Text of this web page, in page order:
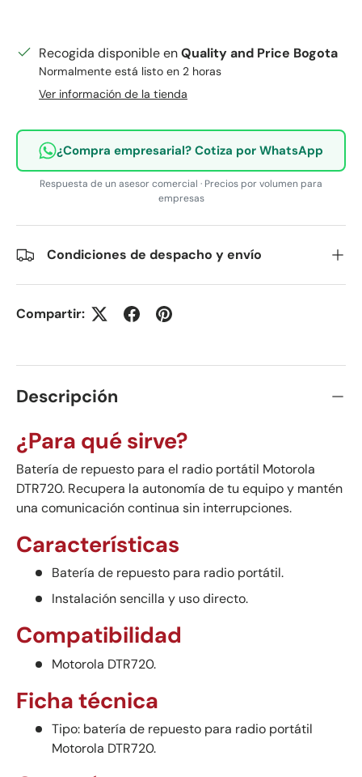
Recogida disponible enQuality and Price Bogota
Normalmente está listo en 2 horas
Ver información de la tienda
¿Compra empresarial? Cotiza por WhatsApp
Respuesta de un asesor comercial · Precios por volumen para
empresas
Condiciones de despacho y envío
Compartir:
Descripción
¿Para qué sirve?
Batería de repuesto para el radio portátil Motorola
DTR720. Recupera la autonomía de tu equipo y mantén
una comunicación continua sin interrupciones.
Características
Batería de repuesto para radio portátil.
Instalación sencilla y uso directo.
Compatibilidad
Motorola DTR720.
Ficha técnica
Tipo: batería de repuesto para radio portátil
Motorola DTR720.